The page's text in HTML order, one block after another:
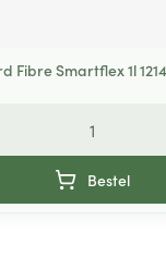
Fibre Smartflex 1l
Bestel